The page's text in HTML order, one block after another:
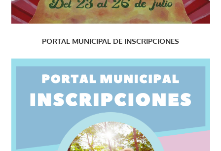
PORTAL MUNICIPAL DE INSCRIPCIONES